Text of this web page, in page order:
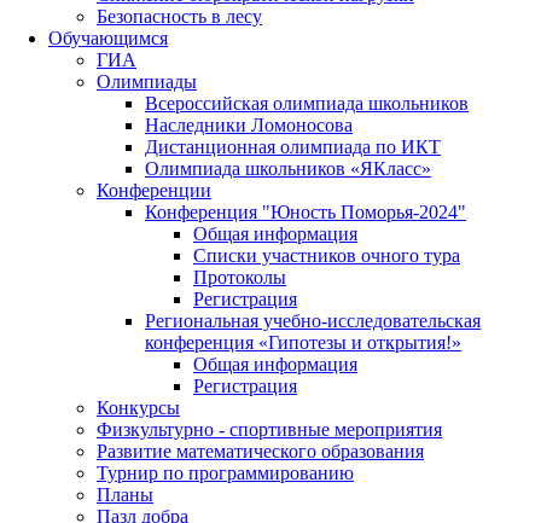
Безопасность в лесу
Обучающимся
ГИА
Олимпиады
Всероссийская олимпиада школьников
Наследники Ломоносова
Дистанционная олимпиада по ИКТ
Олимпиада школьников «ЯКласс»
Конференции
Конференция "Юность Поморья-2024"
Общая информация
Списки участников очного тура
Протоколы
Регистрация
Региональная учебно-исследовательская
конференция «Гипотезы и открытия!»
Общая информация
Регистрация
Конкурсы
Физкультурно - спортивные мероприятия
Развитие математического образования
Турнир по программированию
Планы
Пазл добра